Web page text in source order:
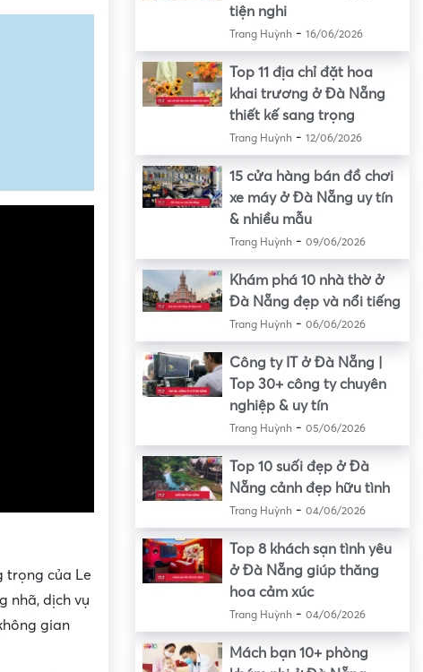
trọng của Le
nhã, dịch vụ
gian
tiện nghi
Trang Huỳnh- 16/06/2026
Top 11 địa chỉ đặt hoa
khai trương ở Đà Nẵng
thiết kế sang trọng
Trang Huỳnh- 12/06/2026
15 cửa hàng bán đồ chơi
xe máy ở Đà Nẵng uy tín
& nhiều mẫu
Trang Huỳnh- 09/06/2026
Khám phá 10 nhà thờ ở
Đà Nẵng đẹp và nổi tiếng
Trang Huỳnh- 06/06/2026
Công ty IT ở Đà Nẵng |
Top 30+ công ty chuyên
nghiệp & uy tín
Trang Huỳnh- 05/06/2026
Top 10 suối đẹp ở Đà
Nẵng cảnh đẹp hữu tình
Trang Huỳnh- 04/06/2026
Top 8 khách sạn tình yêu
ở Đà Nẵng giúp thăng
hoa cảm xúc
Trang Huỳnh- 04/06/2026
Mách bạn 10+ phòng